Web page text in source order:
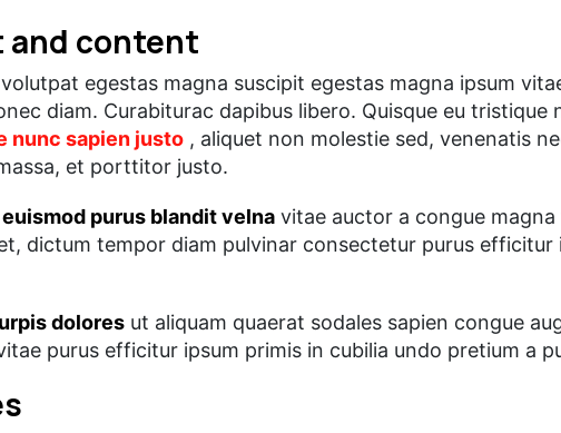
and content
egestas magna suscipit egestas magna ipsum
diam. Curabiturac dapibus libero. Quisque eu
nunc sapien justo , aliquet non molestie sed, venenatis
et porttitor justo.
purus blandit velna vitae auctor a congue
dictum tempor diam pulvinar consectetur purus efficitur
dolores ut aliquam quaerat sodales sapien congue
purus efficitur ipsum primis in cubilia undo pretium a